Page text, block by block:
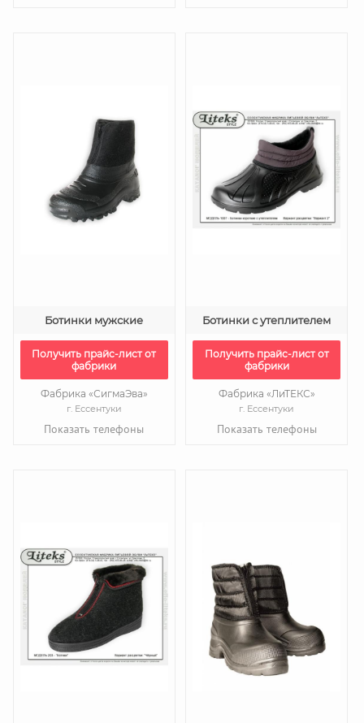
Ботинки мужские
Получить прайс-лист от
фабрики
Фабрика «СигмаЭва»
г. Ессентуки
Показать телефоны
Ботинки с утеплителем
Получить прайс-лист от
фабрики
Фабрика «ЛиТЕКС»
г. Ессентуки
Показать телефоны